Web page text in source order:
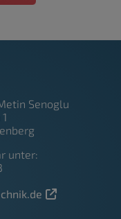
Senoglu
unter: